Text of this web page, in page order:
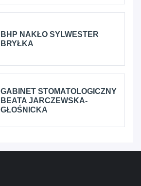
BHP NAKŁO SYLWESTER
BRYŁKA
GABINET STOMATOLOGICZNY
BEATA JARCZEWSKA-
GŁOŚNICKA